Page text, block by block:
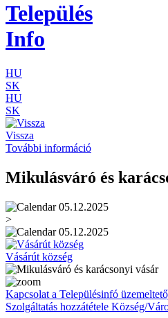
Település
Info
HU
SK
HU
SK
Vissza
További információ
Mikulásváró és
05.12.2025
>
05.12.2025
Vásárút község
Kapcsolat a Településinfó
Szolgáltatás hozzátétele Község/